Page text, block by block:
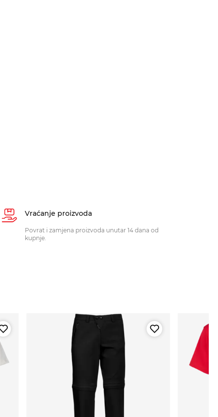
Vraćanje proizvoda
Povrat i zamjena proizvoda unutar 14 dana od
kupnje.